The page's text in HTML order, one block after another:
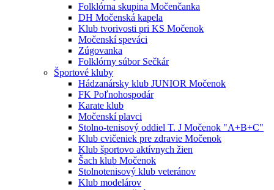
Folklórna skupina Močenčanka
DH Močenská kapela
Klub tvorivosti pri KS Močenok
Močenskí speváci
Zúgovanka
Folklórny súbor Sečkár
Športové kluby
Hádzanársky klub JUNIOR Močenok
FK Poľnohospodár
Karate klub
Močenskí plavci
Stolno-tenisový oddiel T. J Močenok "A+B+C"
Klub cvičeniek pre zdravie Močenok
Klub športovo aktívnych žien
Šach klub Močenok
Stolnotenisový klub veteránov
Klub modelárov